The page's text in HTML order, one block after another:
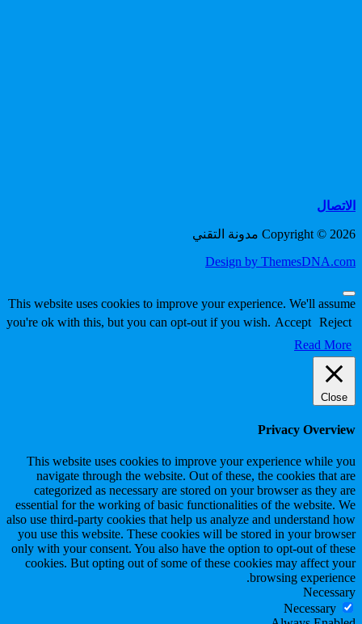
الاتصال
Copyright © 2026 مدونة التقني
Design by ThemesDNA.com
Scroll
to
Top
This website uses cookies to improve your experience. We'll assume
you're ok with this, but you can opt-out if you wish. Accept Reject
Read More
Close
Privacy Overview
This website uses cookies to improve your experience while you
navigate through the website. Out of these, the cookies that are
categorized as necessary are stored on your browser as they are
essential for the working of basic functionalities of the website. We
also use third-party cookies that help us analyze and understand how
you use this website. These cookies will be stored in your browser
only with your consent. You also have the option to opt-out of these
cookies. But opting out of some of these cookies may affect your
browsing experience.
Necessary
Necessary